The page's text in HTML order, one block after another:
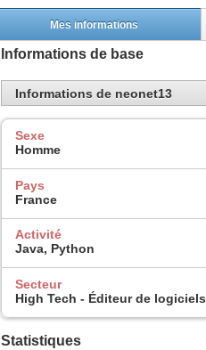
Mes informations
Informations de base
Informations de neonet13
Sexe
Homme
Pays
France
Activité
Java, Python
Secteur
High Tech - Éditeur de logiciels
Statistiques